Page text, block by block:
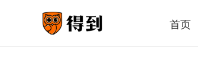
首页